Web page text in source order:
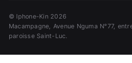
© Iphone-Kin 2026
Macampagne, Avenue Nguma N°77,
paroisse Saint-Luc.